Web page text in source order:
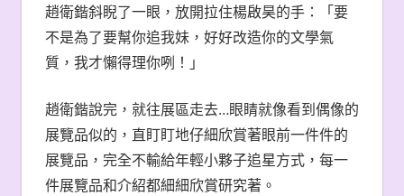
趙衛鍇斜睨了一眼，放開拉住楊啟昊的手：「要
不是為了要幫你追我妹，好好改造你的文學氣
質，我才懶得理你咧！」
趙衛鍇說完，就往展區走去…眼睛就像看到偶像的
展覽品似的，直盯盯地仔細欣賞著眼前一件件的
展覽品，完全不輸給年輕小夥子追星方式，每一
件展覽品和介紹都細細欣賞研究著。